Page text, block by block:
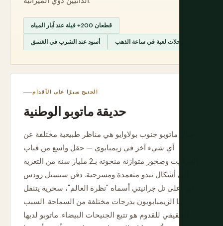
قطعان 200+ فيلة عند آبار المياه
أسود عند الشرب في الغسق رحلات لعبة في ساعة الذهب
الجنيح سيرًا على الأقدام
حديقة ماتوبو الوطنية
جبال ماتوبو جنوب بولاوايو هي مناظر طبيعية مختلفة عن
أي شيء آخر في زيمبابوي — حقل واسع من قباب
الجرانيت وصخور متوازنة منحوتة بـ2 مليار سنة من التعرية
إلى أشكال تبدو متعمدة ومسرحية. دفن سيسيل رودس
في أعلى تل جرانيتي أسماه "نظرة العالم"، سخرية يتنقل
بها الزيمبابويون بدرجات مختلفة من السماحة. السبب
الحقيقي للقدوم هو تتبع الجنيحات البيضاء. ماتوبو لديها